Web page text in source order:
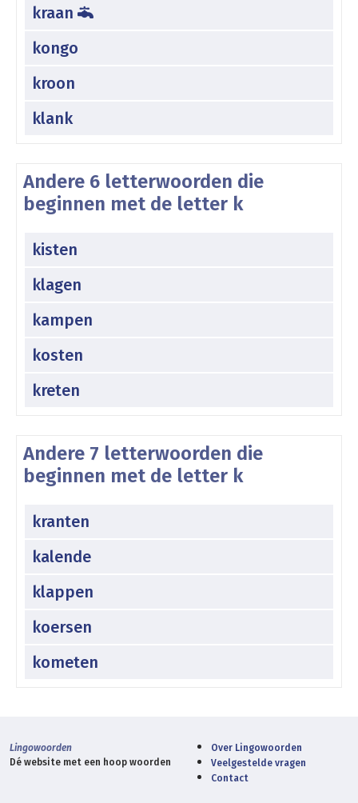
kraan
kongo
kroon
klank
Andere 6 letterwoorden die
beginnen met de letter k
kisten
klagen
kampen
kosten
kreten
Andere 7 letterwoorden die
beginnen met de letter k
kranten
kalende
klappen
koersen
kometen
Lingowoorden
Dé website met een hoop woorden
Over Lingowoorden
Veelgestelde vragen
Contact